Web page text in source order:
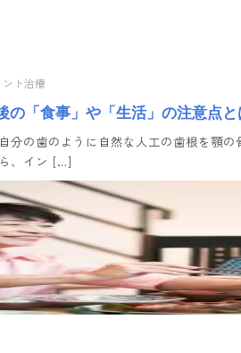
ト治療
の「食事」や「生活」の注意点と
分の歯のように自然な人工の歯根を顎
、イン […]